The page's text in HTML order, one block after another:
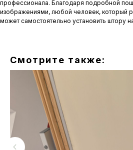
профессионала. Благодаря подробной
изображениями, любой человек, который
может самостоятельно установить штору
Смотрите также: